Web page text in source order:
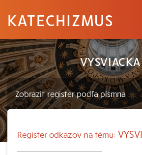
KATECHIZMUS
VYSVIACKA
Register odkazov na tému: